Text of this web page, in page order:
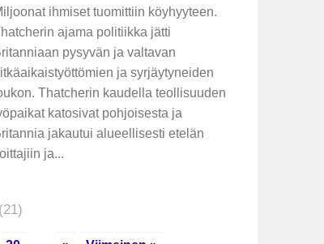
ihmiset tuomittiin köyhyyteen.
ajama politiikka jätti
pysyvän ja valtavan
ja syrjäytyneiden
Thatcherin kaudella teollisuuden
katosivat pohjoisesta ja
jakautui alueellisesti etelän
ja...